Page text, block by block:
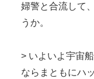
婦警と合流して
うか。
> いよいよ宇宙
ならまともにハ